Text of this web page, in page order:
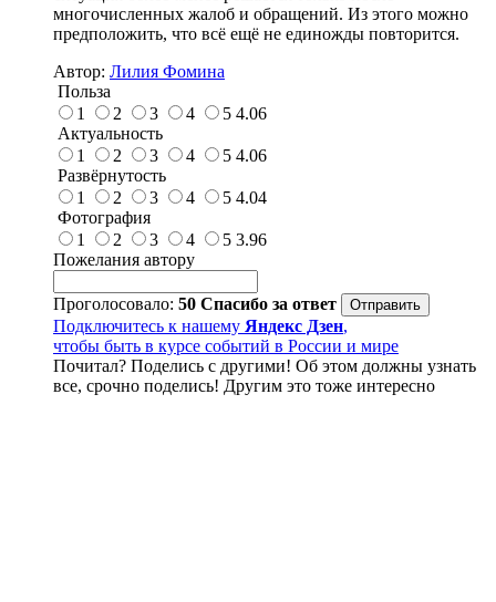
многочисленных жалоб и обращений. Из этого можно
предположить, что всё ещё не единожды повторится.
Автор: Лилия Фомина
Польза
1
2 3 4 5 4.06
Актуальность
1
2 3 4 5 4.06
Развёрнутость
1
2 3 4 5 4.04
Фотография
1
2 3 4 5 3.96
Пожелания автору
Проголосовало: 50 Спасибо за ответ
Подключитесь к нашему Яндекс Дзен,
чтобы быть в курсе событий в России и мире
Почитал? Поделись с другими! Об этом должны узнать
все, срочно поделись! Другим это тоже интересно